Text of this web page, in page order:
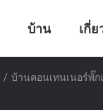
บ้าน เกี่ย
/ บ้านคอนเทนเนอร์พั๊